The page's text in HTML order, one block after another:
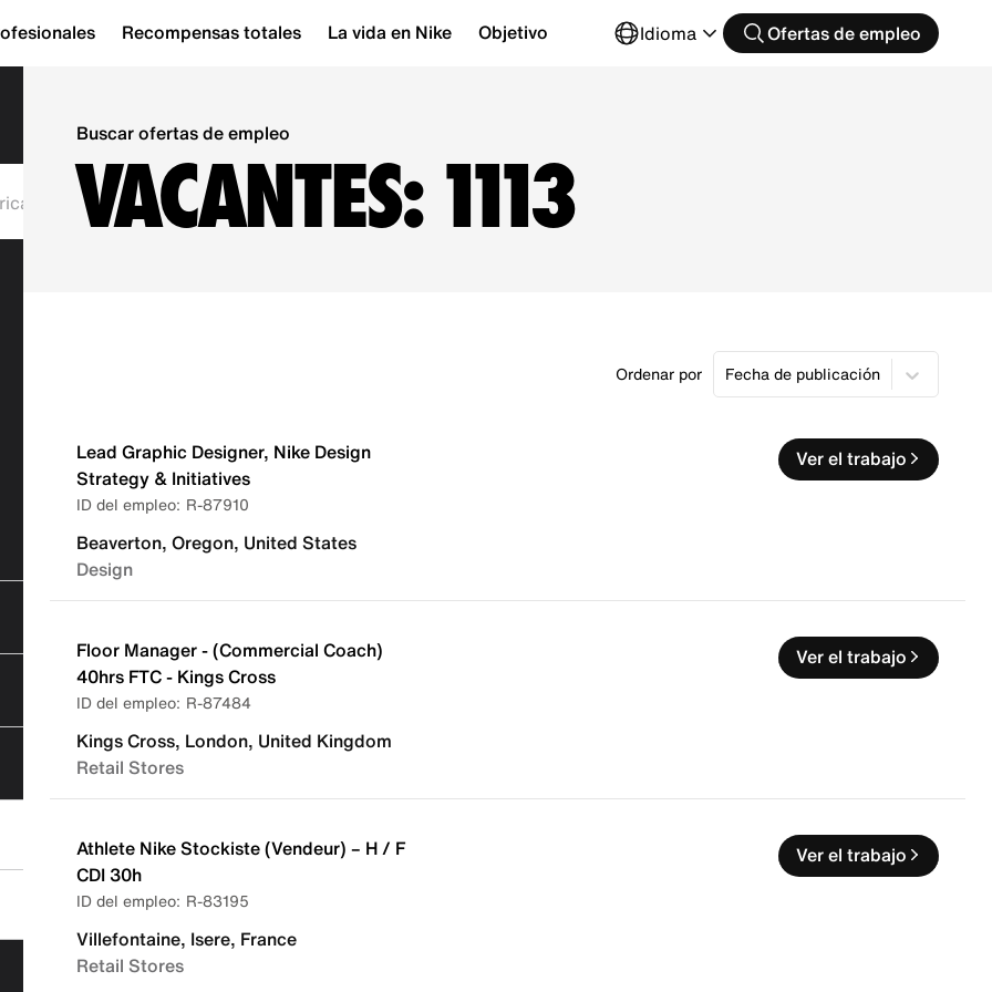
Recompensas totales La vida en Nike Objetivo Idioma Ofertas de empleo
Corporativo
Buscar ofertas de empleo
VACANTES: 1113
Ordenar por Fecha de publicación
Lead Graphic Designer, Nike Design
Strategy & Initiatives
R-87910
Beaverton, Oregon, United States
Design
Ver el trabajo
Floor Manager - (Commercial Coach)
40hrs FTC - Kings Cross
R-87484
Kings Cross, London, United Kingdom
Retail Stores
Ver el trabajo
Athlete Nike Stockiste (Vendeur) – H / F
CDI 30h
R-83195
Villefontaine, Isere, France
Retail Stores
Ver el trabajo